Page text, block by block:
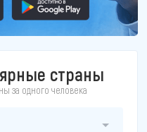
страны
за одного человека